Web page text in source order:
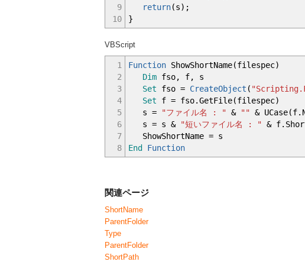
9
10
return(s) ;
}
VBScript
1
2
3
4
5
6
7
8
Function ShowShortName(filespec)
Dim fso, f, s
Set fso = CreateObject (
Set f = fso.GetFile(filespec)
s =
"ファイル名 : " & "" &
s = s & "短いファイル名 : " &
ShowShortName = s
End Function
関連ページ
ShortName
ParentFolder
Type
ParentFolder
ShortPath